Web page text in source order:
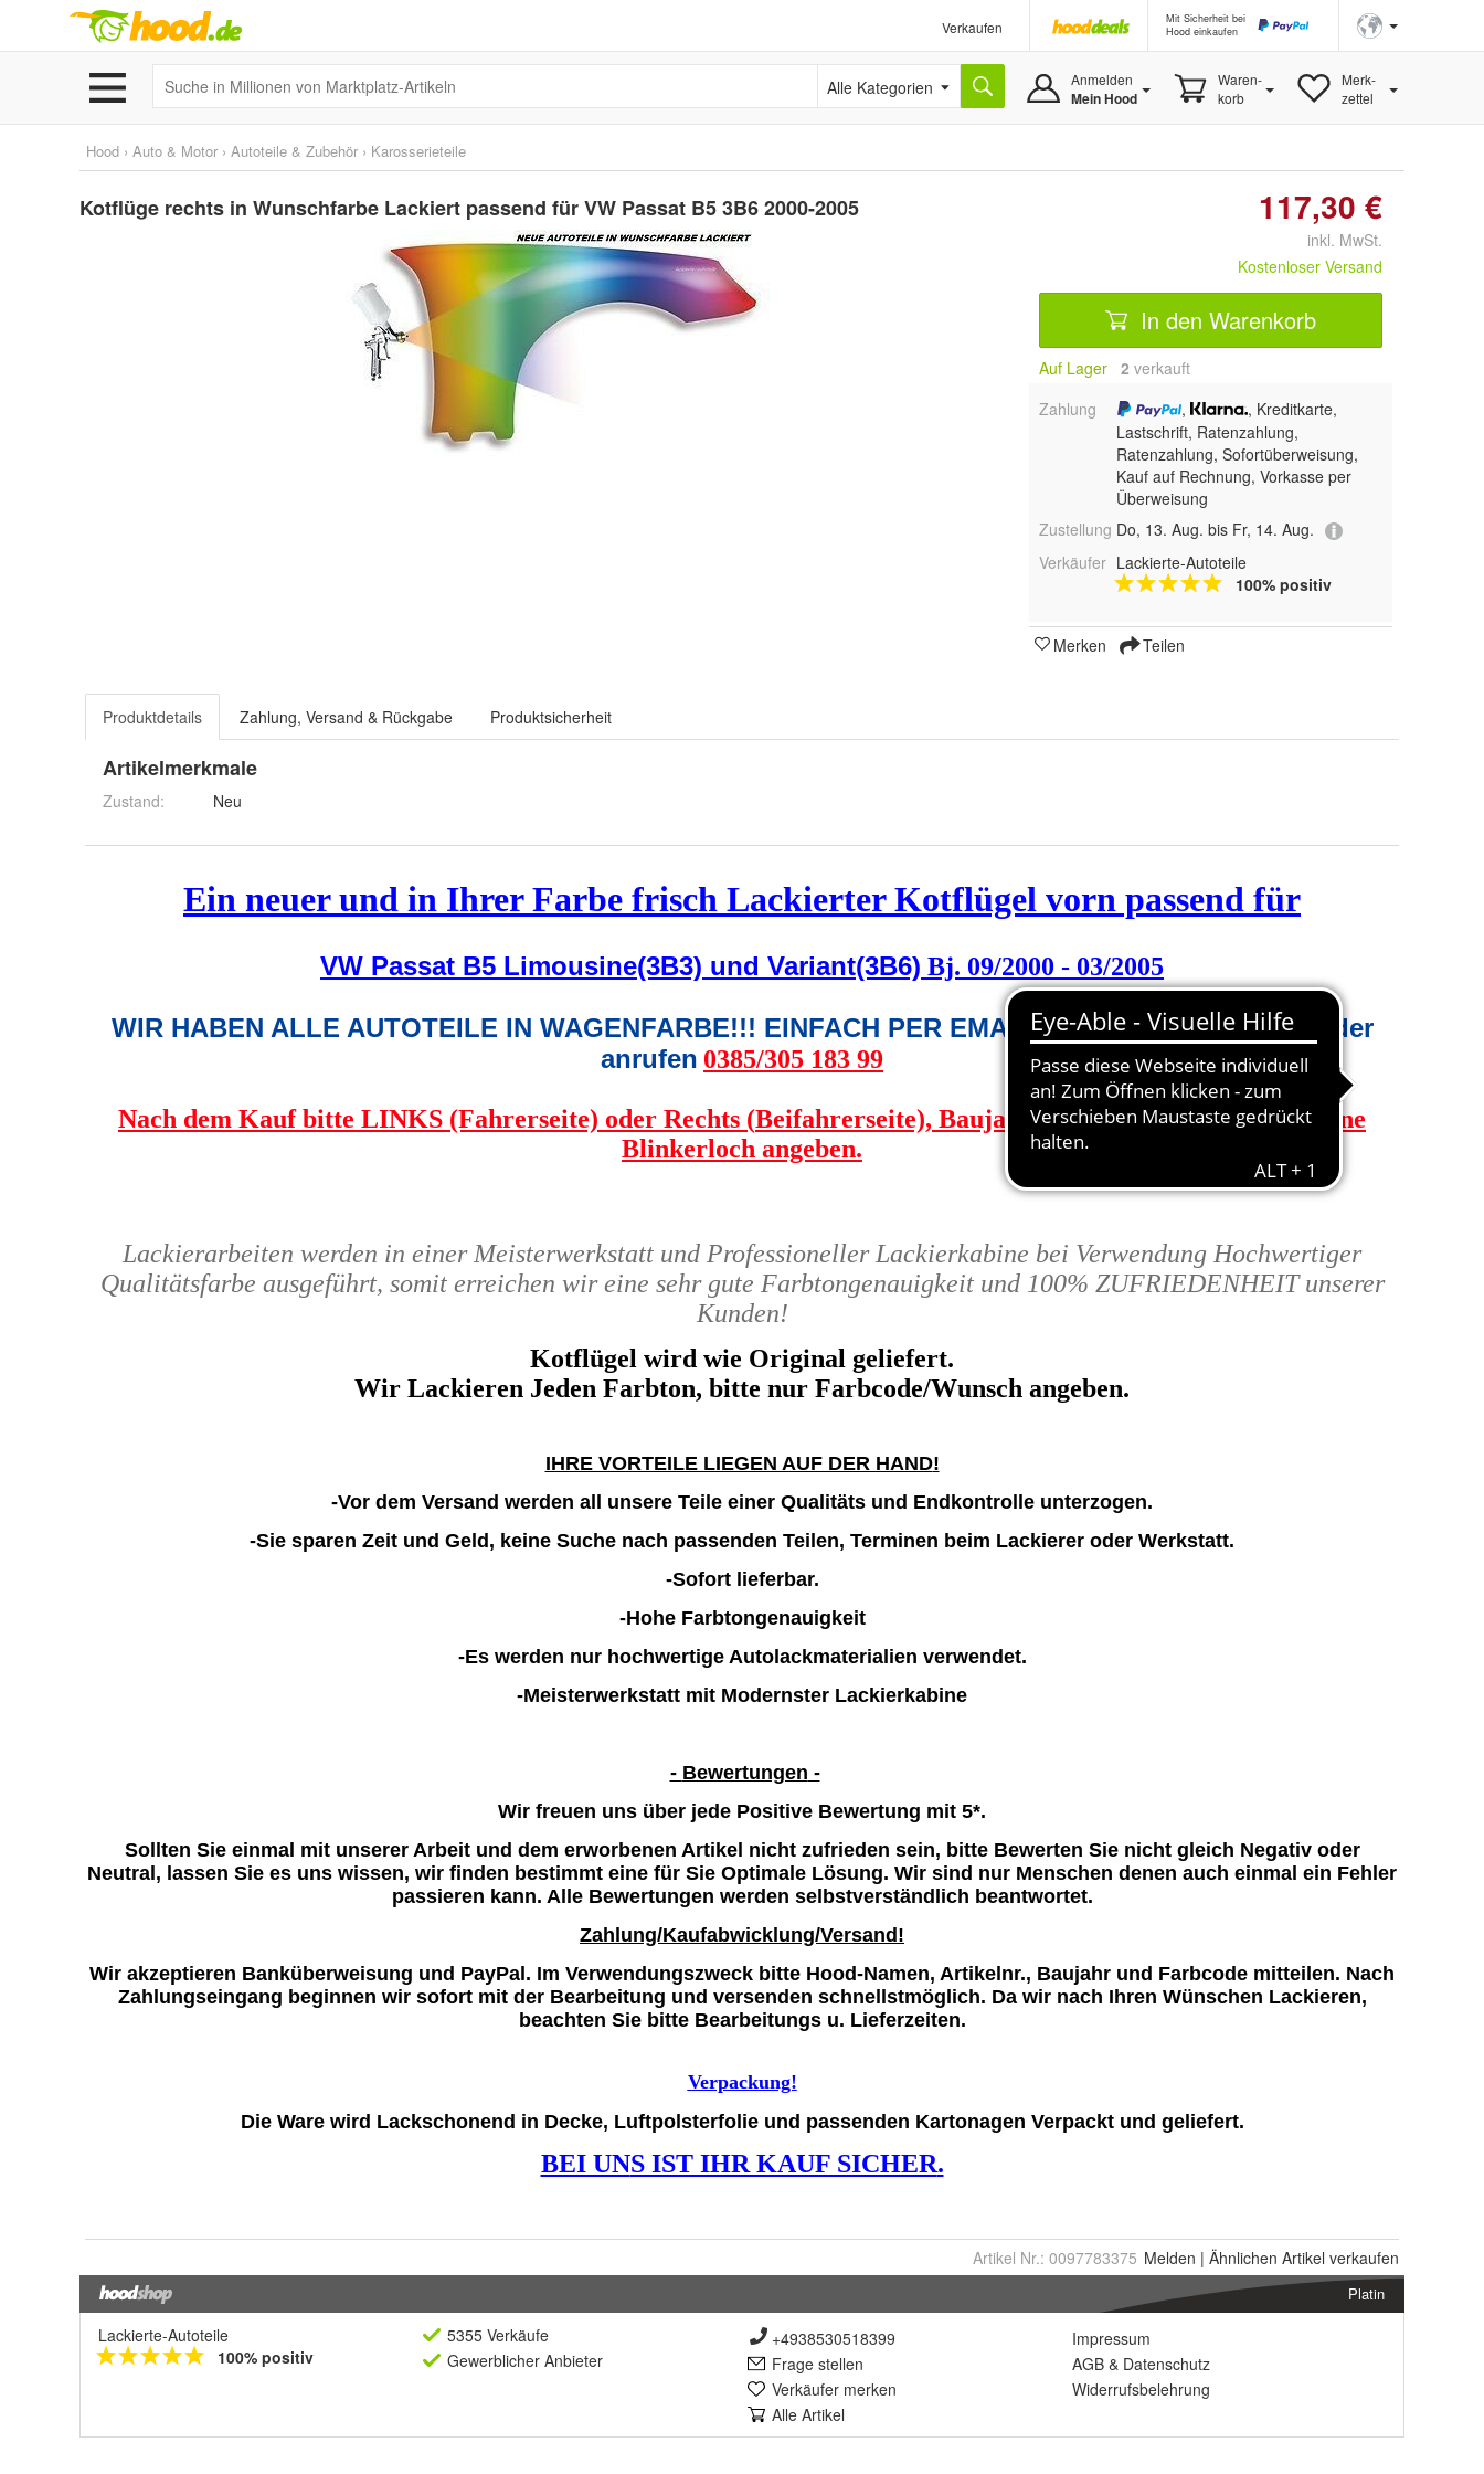
Verkaufen
Mit Sicherheit bei
Hood einkaufen
Alle Kategorien Anmelden
Mein Hood
Waren-
korb
Merk-
zettel
Hood › Auto & Motor › Autoteile & Zubehör › Karosserieteile
Kotflüge rechts in Wunschfarbe Lackiert passend für VW Passat B5 3B6 2000-2005 117,30 €
inkl. MwSt.
Kostenloser Versand
In den Warenkorb
Auf Lager 2 verkauft
Zahlung
,
, Kreditkarte,
Lastschrift, Ratenzahlung,
Ratenzahlung, Sofortüberweisung,
Kauf auf Rechnung, Vorkasse per
Überweisung
Zustellung Do, 13. Aug. bis Fr, 14. Aug.
Verkäufer Lackierte-Autoteile
100% positiv
Merken Teilen
Produktdetails Zahlung, Versand & Rückgabe Produktsicherheit
Artikelmerkmale
Zustand: Neu
Artikel Nr.: 0097783375 Melden | Ähnlichen Artikel verkaufen
Platin
Lackierte-Autoteile
100% positiv
5355 Verkäufe
Gewerblicher Anbieter
+4938530518399
Frage stellen
Verkäufer merken
Alle Artikel
Impressum
AGB & Datenschutz
Widerrufsbelehrung